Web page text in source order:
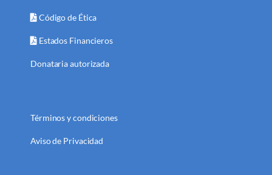
Código de Ética
Estados Financieros
Donataria autorizada
Términos y condiciones
Aviso de Privacidad